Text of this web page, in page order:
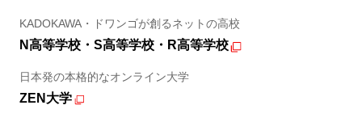
KADOKAWA・ドワンゴが創るネットの高校
N高等学校・S高等学校・R高等学校
日本発の本格的なオンライン大学
ZEN大学